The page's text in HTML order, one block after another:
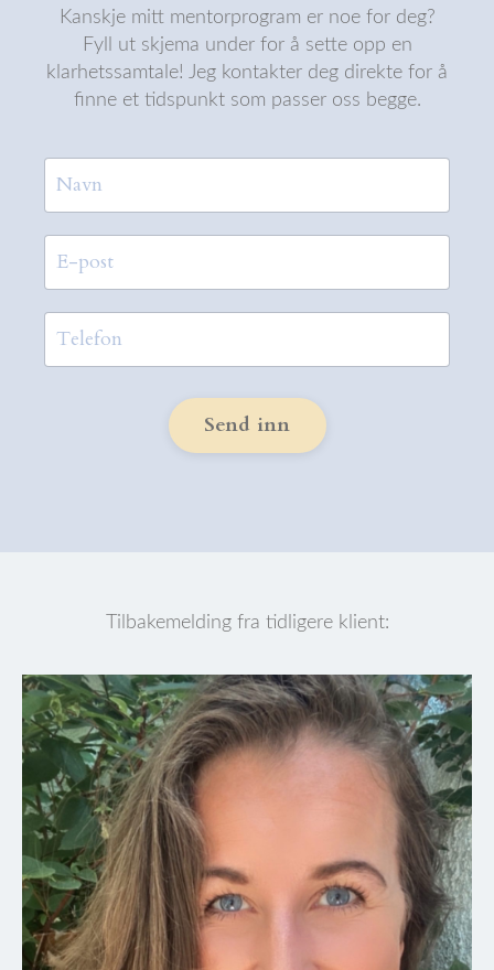
Kanskje mitt mentorprogram er noe for deg?
Fyll ut skjema under for å sette opp en
klarhetssamtale! Jeg kontakter deg direkte for å
finne et tidspunkt som passer oss begge.
Send inn
Tilbakemelding fra tidligere klient: